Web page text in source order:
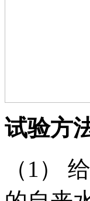
试验方
（1）